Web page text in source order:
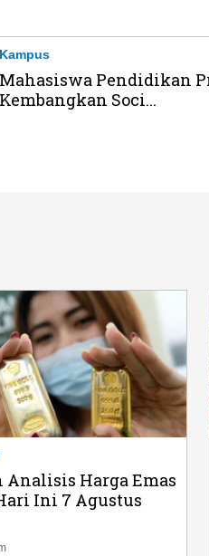
Kampus
Mahasiswa Pendidikan
Kembangkan Soci...
Analisis Harga Emas
Ini 7 Agustus